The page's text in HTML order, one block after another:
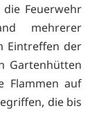
Feuerwehr
mehrerer
Eintreffen der
Gartenhütten
Flammen auf
die bis